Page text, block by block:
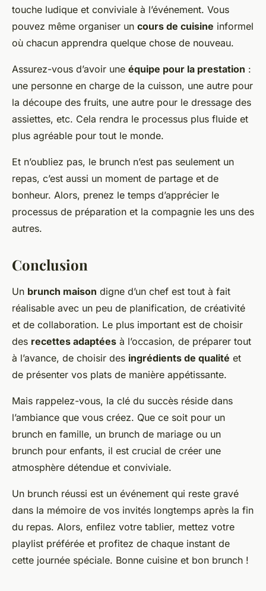
touche ludique et conviviale à l’événement. Vous
pouvez même organiser un cours de cuisine informel
où chacun apprendra quelque chose de nouveau.
Assurez-vous d’avoir une équipe pour la prestation :
une personne en charge de la cuisson, une autre pour
la découpe des fruits, une autre pour le dressage des
assiettes, etc. Cela rendra le processus plus fluide et
plus agréable pour tout le monde.
Et n’oubliez pas, le brunch n’est pas seulement un
repas, c’est aussi un moment de partage et de
bonheur. Alors, prenez le temps d’apprécier le
processus de préparation et la compagnie les uns des
autres.
Conclusion
Un brunch maison digne d’un chef est tout à fait
réalisable avec un peu de planification, de créativité
et de collaboration. Le plus important est de choisir
des recettes adaptées à l’occasion, de préparer tout
à l’avance, de choisir des ingrédients de qualité et
de présenter vos plats de manière appétissante.
Mais rappelez-vous, la clé du succès réside dans
l’ambiance que vous créez. Que ce soit pour un
brunch en famille, un brunch de mariage ou un
brunch pour enfants, il est crucial de créer une
atmosphère détendue et conviviale.
Un brunch réussi est un événement qui reste gravé
dans la mémoire de vos invités longtemps après la fin
du repas. Alors, enfilez votre tablier, mettez votre
playlist préférée et profitez de chaque instant de
cette journée spéciale. Bonne cuisine et bon brunch !